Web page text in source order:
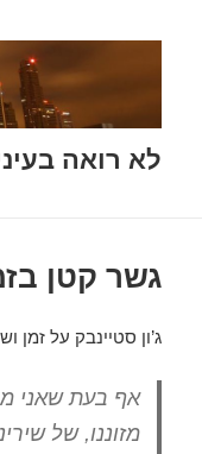
לא רואה
גשר קטן
ג’ון סטיינבק על זמן
אף בעת שאני
מזוננו, של